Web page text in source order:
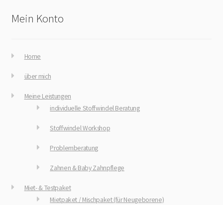
Mein Konto
Home
über mich
Meine Leistungen
individuelle Stoffwindel Beratung
Stoffwindel Workshop
Problemberatung
Zahnen & Baby Zahnpflege
Miet- & Testpaket
Mietpaket / Mischpaket (für Neugeborene)